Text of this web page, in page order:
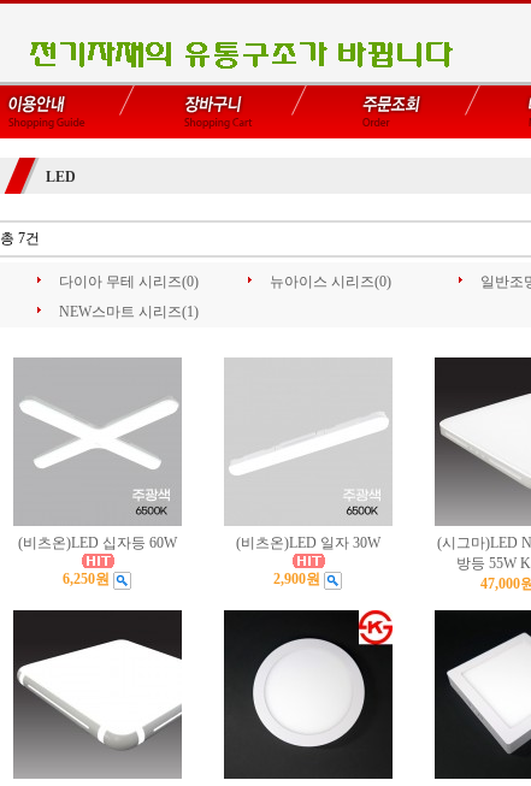
LED
총 7건
다이아 무테 시리즈(0) 뉴아이스 시리즈(0) 일반조
NEW스마트 시리즈(1)
(비츠온)LED 십자등 60W
6,250원
(비츠온)LED 일자 30W
2,900원
(시그마)LED
방등 55W
47,000